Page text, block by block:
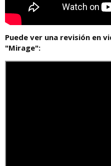
Puede ver una revisión en
"Mirage":